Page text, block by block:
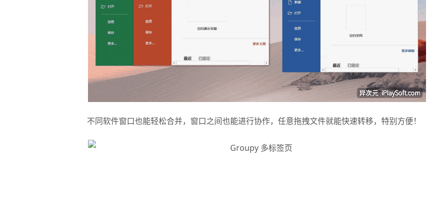
不同软件窗口也能轻松合并，窗口之间也能进行协作，任意拖拽文件就能快速转移，特别方便！